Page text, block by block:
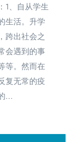
1、自从学生
生活。升学
跨出社会之
会遇到的事
等。然而在
复无常的疫
...